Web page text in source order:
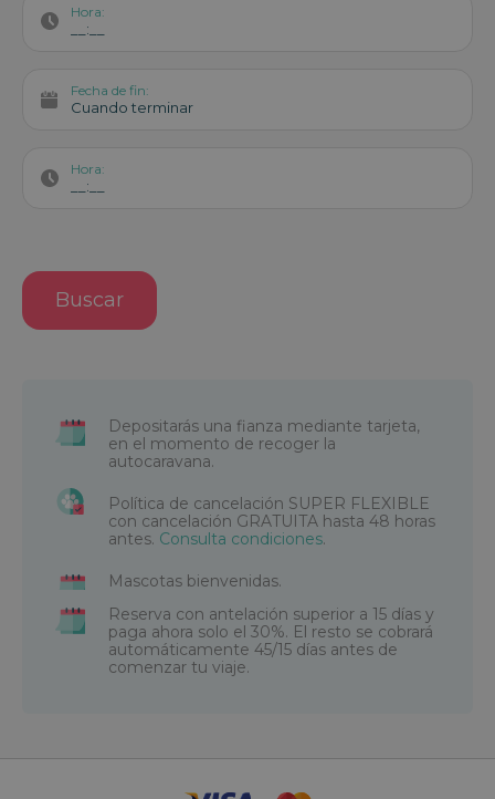
Hora:
__:__
Fecha de fin:
Cuando terminar
Hora:
__:__
Buscar
Depositarás una fianza mediante tarjeta,
en el momento de recoger la
autocaravana.
Política de cancelación SUPER FLEXIBLE
con cancelación GRATUITA hasta 48 horas
antes. Consulta condiciones.
Mascotas bienvenidas.
Reserva con antelación superior a 15 días y
paga ahora solo el 30%. El resto se cobrará
automáticamente 45/15 días antes de
comenzar tu viaje.